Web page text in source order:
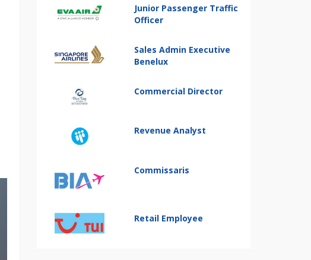
Junior Passenger Traffic
Officer
Sales Admin Executive
Benelux
Commercial Director
Revenue Analyst
Commissaris
Retail Employee